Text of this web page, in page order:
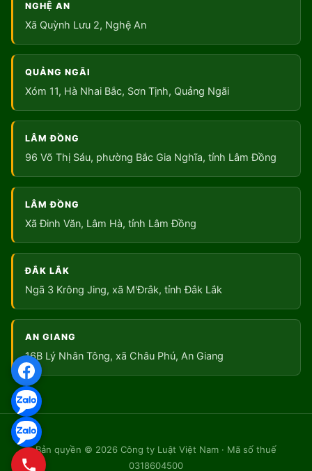
NGHỆ AN
Xã Quỳnh Lưu 2, Nghệ An
QUẢNG NGÃI
Xóm 11, Hà Nhai Bắc, Sơn Tịnh, Quảng Ngãi
LÂM ĐỒNG
96 Võ Thị Sáu, phường Bắc Gia Nghĩa, tỉnh Lâm Đồng
LÂM ĐỒNG
Xã Đinh Văn, Lâm Hà, tỉnh Lâm Đồng
ĐẮK LẮK
Ngã 3 Krông Jing, xã M'Đrắk, tỉnh Đắk Lắk
AN GIANG
16B Lý Nhân Tông, xã Châu Phú, An Giang
Bản quyền © 2026 Công ty Luật Việt Nam · Mã số thuế
0318604500